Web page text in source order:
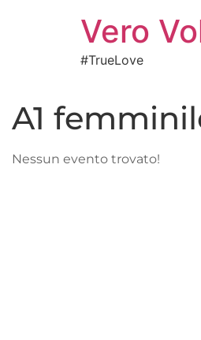
Vero
#TrueLove
A1
Nessun evento trovato!